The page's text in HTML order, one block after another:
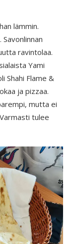
lämmin.
ravintolaa.
Yami
Shahi Flame &
ja pizzaa.
mutta ei
tulee